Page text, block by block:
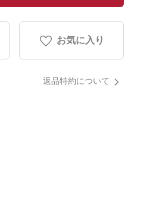
お気に入り
返品特約について